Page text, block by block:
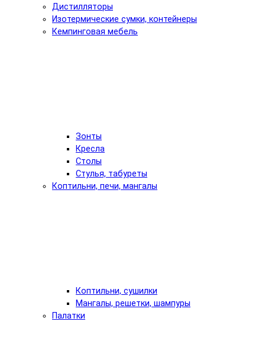
Дистилляторы
Изотермические сумки, контейнеры
Кемпинговая мебель
Зонты
Кресла
Столы
Стулья, табуреты
Коптильни, печи, мангалы
Коптильни, сушилки
Мангалы, решетки, шампуры
Палатки